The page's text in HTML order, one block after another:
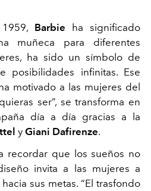
Barbie ha significado
muñeca para diferentes
ha sido un símbolo de
posibilidades infinitas. Ese
motivado a las mujeres del
ser”, se transforma en
día a día gracias a la
y Giani Dafirenze.
recordar que los sueños no
invita a las mujeres a
sus metas. “El trasfondo